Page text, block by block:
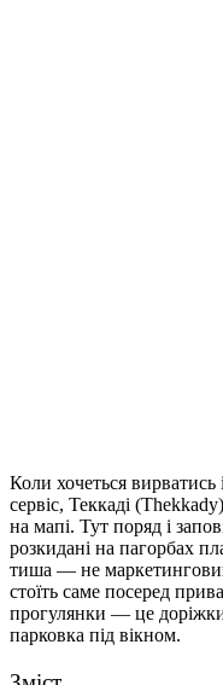
Коли хочеться вирватись
сервіс, Теккаді
на мапі. Тут поряд і
розкидані на пагорбах
тиша — не
стоїть саме посеред
прогулянки — це
парковка під вікном.